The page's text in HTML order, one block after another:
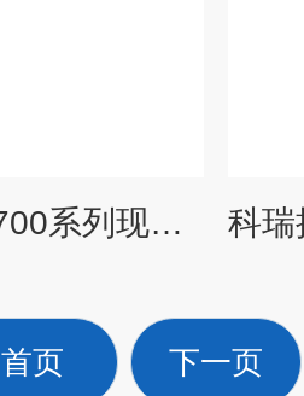
科瑞接近开关700系列现货供应
首页 下一页